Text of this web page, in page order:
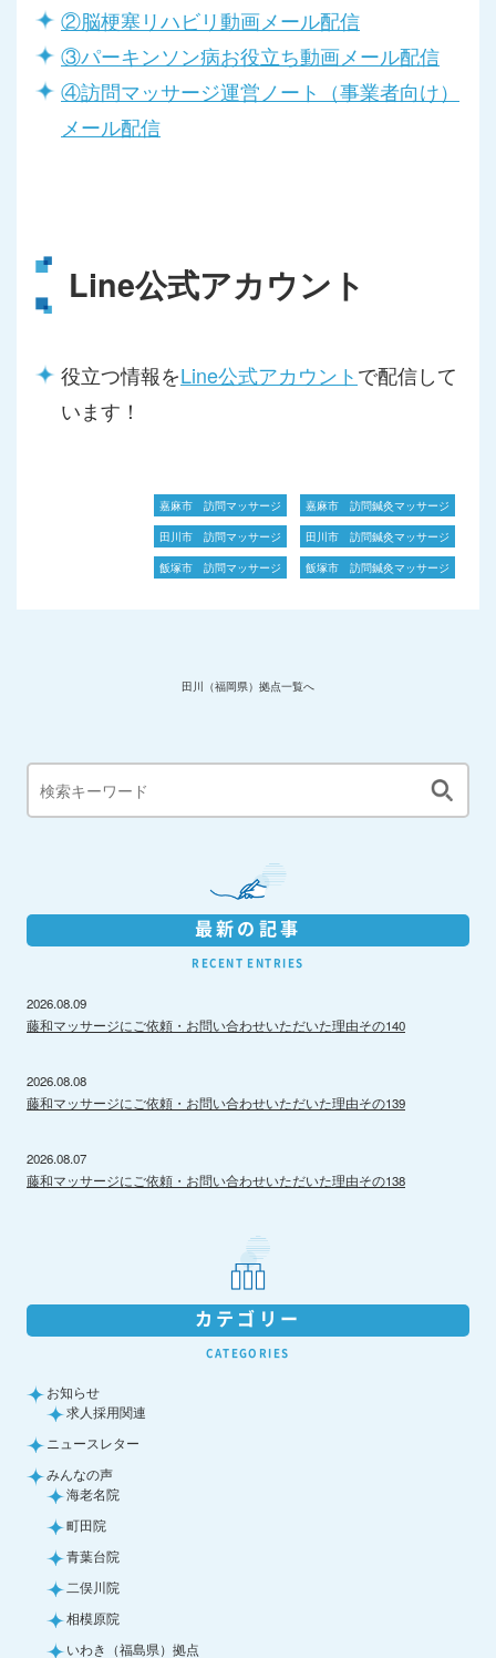
②脳梗塞リハビリ動画メール配信
③パーキンソン病お役立ち動画メール配信
④訪問マッサージ運営ノート（事業者向け）
メール配信
Line公式アカウント
役立つ情報をLine公式アカウントで配信して
います！
嘉麻市 訪問マッサージ
嘉麻市 訪問鍼灸マッサージ
田川市 訪問マッサージ
田川市 訪問鍼灸マッサージ
飯塚市 訪問マッサージ
飯塚市 訪問鍼灸マッサージ
田川（福岡県）拠点一覧へ
最新の記事
RECENT ENTRIES
2026.08.09
藤和マッサージにご依頼・お問い合わせいただいた理由その140
2026.08.08
藤和マッサージにご依頼・お問い合わせいただいた理由その139
2026.08.07
藤和マッサージにご依頼・お問い合わせいただいた理由その138
カテゴリー
CATEGORIES
お知らせ
求人採用関連
ニュースレター
みんなの声
海老名院
町田院
青葉台院
二俣川院
相模原院
いわき（福島県）拠点